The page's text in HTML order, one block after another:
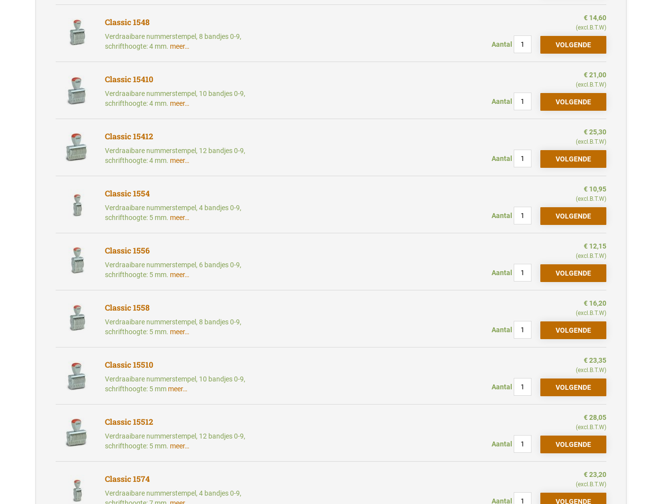
Classic 1548
Verdraaibare nummerstempel, 8 bandjes 0-9,
schrifthoogte: 4 mm. meer…
€ 14,60
(excl.B.T.W)
Aantal
Classic 15410
Verdraaibare nummerstempel, 10 bandjes 0-9,
schrifthoogte: 4 mm. meer…
€ 21,00
(excl.B.T.W)
Aantal
Classic 15412
Verdraaibare nummerstempel, 12 bandjes 0-9,
schrifthoogte: 4 mm. meer…
€ 25,30
(excl.B.T.W)
Aantal
Classic 1554
Verdraaibare nummerstempel, 4 bandjes 0-9,
schrifthoogte: 5 mm. meer…
€ 10,95
(excl.B.T.W)
Aantal
Classic 1556
Verdraaibare nummerstempel, 6 bandjes 0-9,
schrifthoogte: 5 mm. meer…
€ 12,15
(excl.B.T.W)
Aantal
Classic 1558
Verdraaibare nummerstempel, 8 bandjes 0-9,
schrifthoogte: 5 mm. meer…
€ 16,20
(excl.B.T.W)
Aantal
Classic 15510
Verdraaibare nummerstempel, 10 bandjes 0-9,
schrifthoogte: 5 mm meer…
€ 23,35
(excl.B.T.W)
Aantal
Classic 15512
Verdraaibare nummerstempel, 12 bandjes 0-9,
schrifthoogte: 5 mm. meer…
€ 28,05
(excl.B.T.W)
Aantal
Classic 1574
Verdraaibare nummerstempel, 4 bandjes 0-9,
€ 23,20
(excl.B.T.W)
Aantal